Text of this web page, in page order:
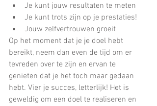
Je kunt jouw resultaten te meten
Je kunt trots zijn op je prestaties!
Jouw zelfvertrouwen groeit
Op het moment dat je je doel hebt
bereikt, neem dan even de tijd om er
tevreden over te zijn en ervan te
genieten dat je het toch maar gedaan
hebt. Vier je succes, letterlijk! Het is
geweldig om een ​​doel te realiseren en